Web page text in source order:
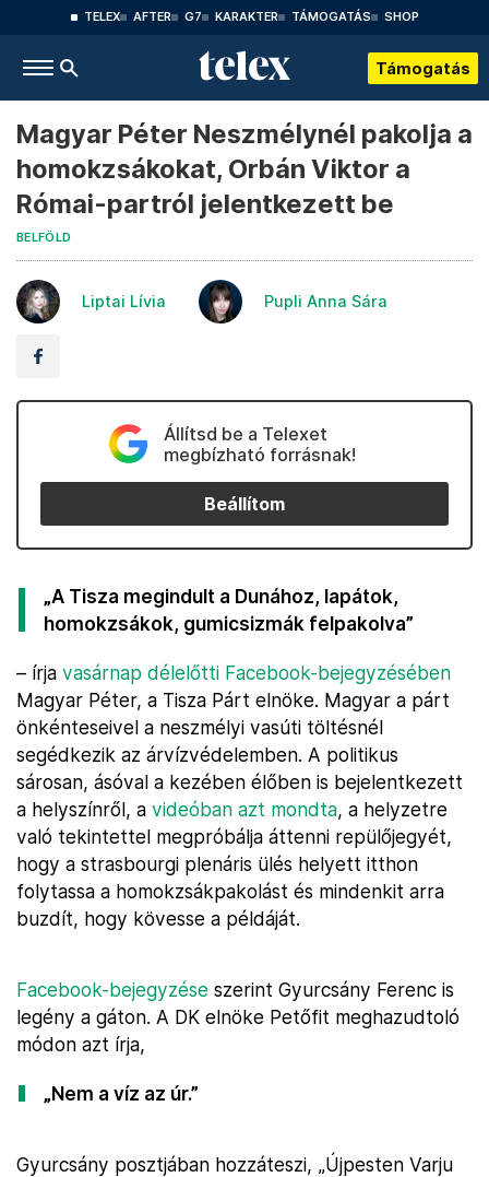
TELEX AFTER G7 KARAKTER TÁMOGATÁS SHOP
Támogatás
Magyar Péter Neszmélynél pakolja a
homokzsákokat, Orbán Viktor a
Római-partról jelentkezett be
BELFÖLD
Liptai Lívia Pupli Anna Sára
Állítsd be a Telexet
megbízható forrásnak!
Beállítom
„A Tisza megindult a Dunához, lapátok,
homokzsákok, gumicsizmák felpakolva”
– írja vasárnap délelőtti Facebook-bejegyzésében
Magyar Péter, a Tisza Párt elnöke. Magyar a párt
önkénteseivel a neszmélyi vasúti töltésnél
segédkezik az árvízvédelemben. A politikus
sárosan, ásóval a kezében élőben is bejelentkezett
a helyszínről, a videóban azt mondta, a helyzetre
való tekintettel megpróbálja áttenni repülőjegyét,
hogy a strasbourgi plenáris ülés helyett itthon
folytassa a homokzsákpakolást és mindenkit arra
buzdít, hogy kövesse a példáját.
Facebook-bejegyzése szerint Gyurcsány Ferenc is
legény a gáton. A DK elnöke Petőfit meghazudtoló
módon azt írja,
„Nem a víz az úr.”
Gyurcsány posztjában hozzáteszi, „Újpesten Varju